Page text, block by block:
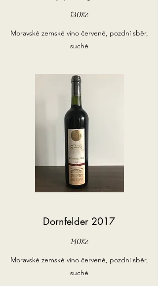
130Kč
Moravské zemské víno červené, pozdní sběr,
suché
Dornfelder 2017
140Kč
Moravské zemské víno červené, pozdní sběr,
suché